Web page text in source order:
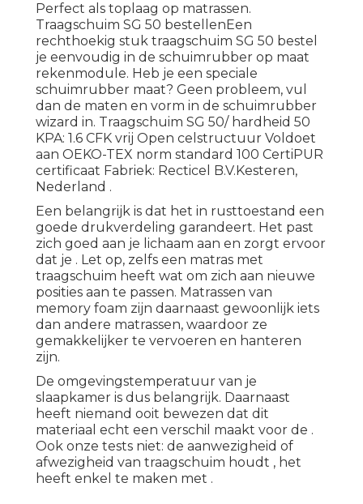
Perfect als toplaag op matrassen.
Traagschuim SG 50 bestellenEen
rechthoekig stuk traagschuim SG 50 bestel
je eenvoudig in de schuimrubber op maat
rekenmodule. Heb je een speciale
schuimrubber maat? Geen probleem, vul
dan de maten en vorm in de schuimrubber
wizard in. Traagschuim SG 50/ hardheid 50
KPA: 1.6 CFK vrij Open celstructuur Voldoet
aan OEKO-TEX norm standard 100 CertiPUR
certificaat Fabriek: Recticel B.V.Kesteren,
Nederland .
Een belangrijk is dat het in rusttoestand een
goede drukverdeling garandeert. Het past
zich goed aan je lichaam aan en zorgt ervoor
dat je . Let op, zelfs een matras met
traagschuim heeft wat om zich aan nieuwe
posities aan te passen. Matrassen van
memory foam zijn daarnaast gewoonlijk iets
dan andere matrassen, waardoor ze
gemakkelijker te vervoeren en hanteren
zijn.
De omgevingstemperatuur van je
slaapkamer is dus belangrijk. Daarnaast
heeft niemand ooit bewezen dat dit
materiaal echt een verschil maakt voor de .
Ook onze tests niet: de aanwezigheid of
afwezigheid van traagschuim houdt , het
heeft enkel te maken met .